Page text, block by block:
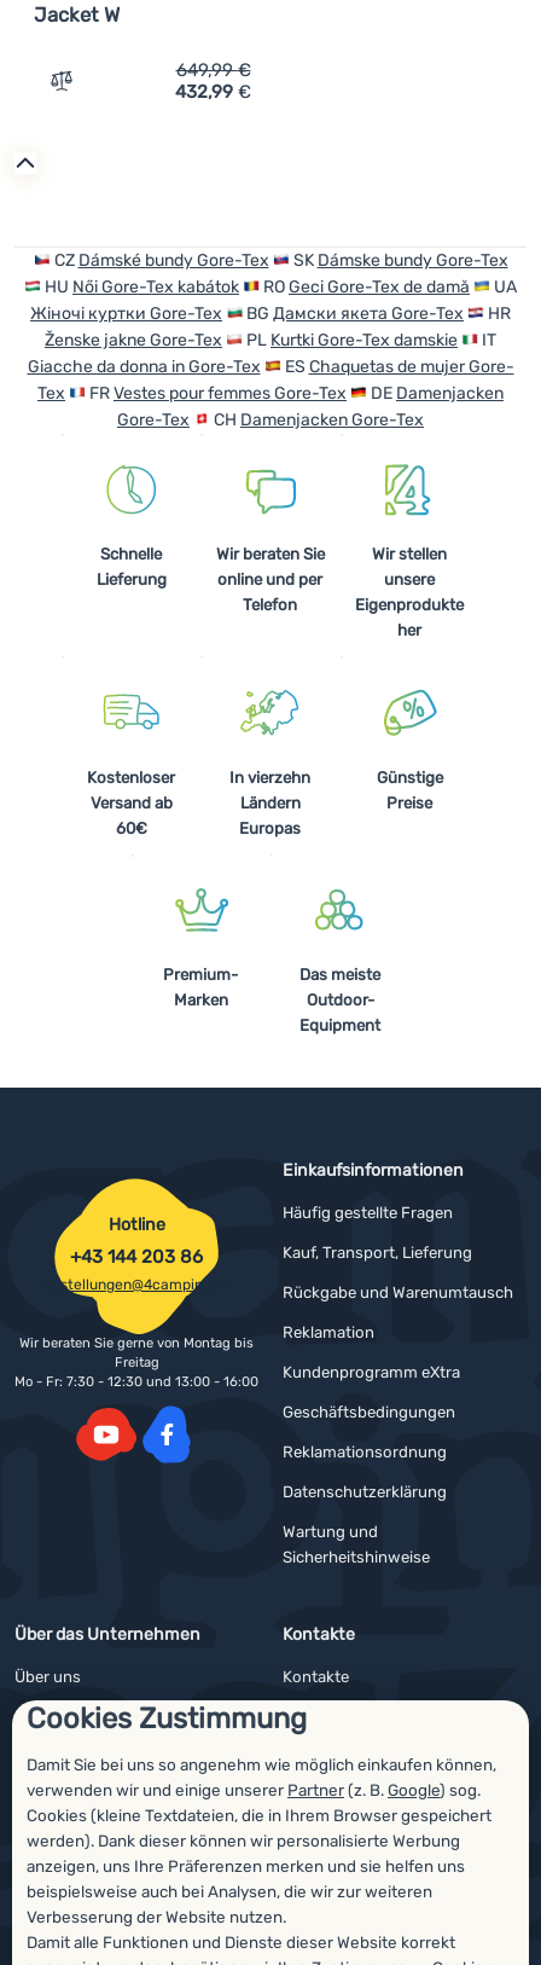
Cookies Zustimmung
Damit Sie bei uns so angenehm wie möglich einkaufen können,
verwenden wir und einige unserer Partner(z. B.Google) sog.
Cookies (kleine Textdateien, die in Ihrem Browser gespeichert
werden). Dank dieser können wir personalisierte Werbung
anzeigen, uns Ihre Präferenzen merken und sie helfen uns
beispielsweise auch bei Analysen, die wir zur weiteren
Verbesserung der Website nutzen.
Damit alle Funktionen und Dienste dieser Website korrekt
Jacket W
Zum Vergleich 'Damen-Winterjacke Fjällräven Keb GTX
649,99€
432,99 €
CZ Dámské bundy Gore-Tex SK Dámske bundy Gore-Tex
HU Női Gore-Tex kabátok ROGeci Gore-Tex de damă
UA
Жіночі куртки Gore-Tex
BG Дамски якета Gore-Tex
HR
Ženske jakne Gore-Tex
PL Kurtki Gore-Tex damskie
IT
Giacche da donna in Gore-Tex
ES Chaquetas de mujer Gore-
Tex
FRVestes pour femmes Gore-Tex DE Damenjacken
Gore-Tex
CH Damenjacken Gore-Tex
Schnelle
Lieferung
Wir beraten Sie
online und per
Telefon
Wir stellen
unsere
Eigenprodukte
her
Kostenloser
Versand ab
60€
In vierzehn
Ländern
Europas
Günstige
Preise
Premium-
Marken
Das meiste
Outdoor-
Equipment
Einkaufsinformationen
Häufig gestellte Fragen
Kauf, Transport, Lieferung
Rückgabe und Warenumtausch
Reklamation
Kundenprogramm eXtra
Geschäftsbedingungen
Reklamationsordnung
Datenschutzerklärung
Wartung und
Sicherheitshinweise
Über das Unternehmen
Über uns
Impressum
4camping4nature
Unsere Tester
Kontakte
Kontakte
Angebote für Firmen und Vereine
Newsletter
Hotline
+43 144 203 86
bestellungen@4camping.at
Wir beraten Sie gerne von Montag bis
Freitag
Mo - Fr: 7:30 - 12:30 und 13:00 - 16:00
Auszeichnungen